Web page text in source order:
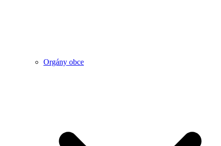
Orgány obce